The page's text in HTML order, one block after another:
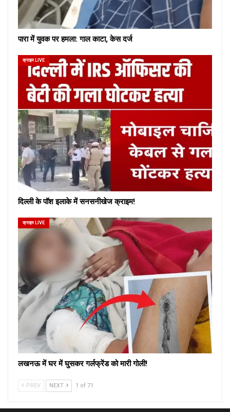
पारा में युवक पर हमला: गाल काटा, केस दर्ज
क्राइम LIVE
दिल्ली के पॉश इलाके में सनसनीखेज क्राइम!
क्राइम LIVE
लखनऊ में घर में घुसकर गर्लफ्रेंड को मारी गोली!
PREV NEXT 1 of 71